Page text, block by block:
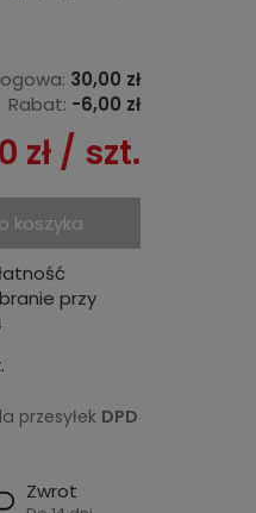
30,00 zł
Rabat: -6,00 zł
zł / szt.
koszyka
przy
przesyłek DPD
Zwrot